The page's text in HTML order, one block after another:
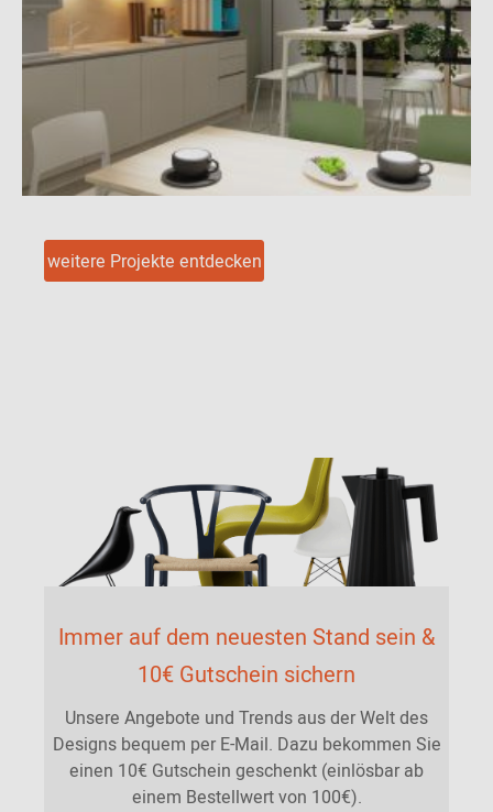
weitere Projekte entdecken
Immer auf dem neuesten Stand sein &
10€ Gutschein sichern
Unsere Angebote und Trends aus der Welt des
Designs bequem per E-Mail. Dazu bekommen Sie
einen 10€ Gutschein geschenkt (einlösbar ab
einem Bestellwert von 100€).